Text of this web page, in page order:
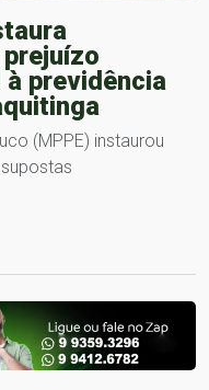
previdência
(MPPE) instaurou